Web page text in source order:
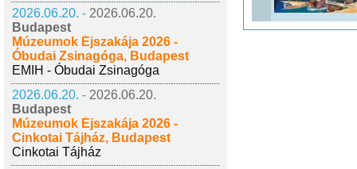
2026.06.20. - 2026.06.20.
Budapest
Múzeumok Éjszakája 2026 -
Óbudai Zsinagóga, Budapest
EMIH - Óbudai Zsinagóga
2026.06.20. - 2026.06.20.
Budapest
Múzeumok Éjszakája 2026 -
Cinkotai Tájház, Budapest
Cinkotai Tájház